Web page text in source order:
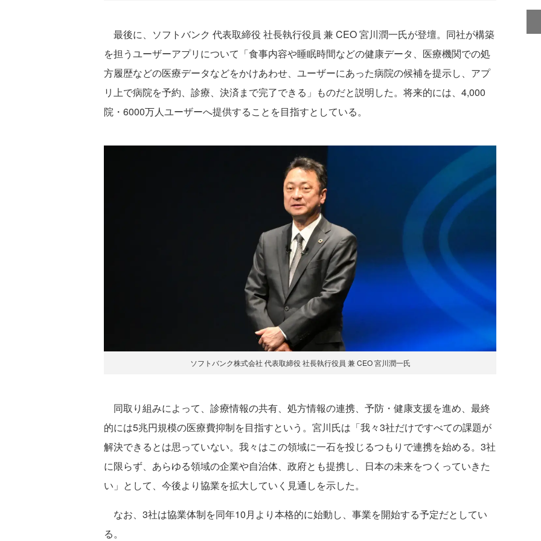
最後に、ソフトバンク 代表取締役 社長執行役員 兼 CEO 宮川潤一氏が登壇。同社が構築
を担うユーザーアプリについて「食事内容や睡眠時間などの健康データ、医療機関での処
方履歴などの医療データなどをかけあわせ、ユーザーにあった病院の候補を提示し、アプ
リ上で病院を予約、診療、決済まで完了できる」ものだと説明した。将来的には、4,000
院・6000万人ユーザーへ提供することを目指すとしている。
ソフトバンク株式会社 代表取締役 社長執行役員 兼 CEO 宮川潤一氏
同取り組みによって、診療情報の共有、処方情報の連携、予防・健康支援を進め、最終
的には5兆円規模の医療費抑制を目指すという。宮川氏は「我々3社だけですべての課題が
解決できるとは思っていない。我々はこの領域に一石を投じるつもりで連携を始める。3社
に限らず、あらゆる領域の企業や自治体、政府とも提携し、日本の未来をつくっていきた
い」として、今後より協業を拡大していく見通しを示した。
なお、3社は協業体制を同年10月より本格的に始動し、事業を開始する予定だとしてい
る。